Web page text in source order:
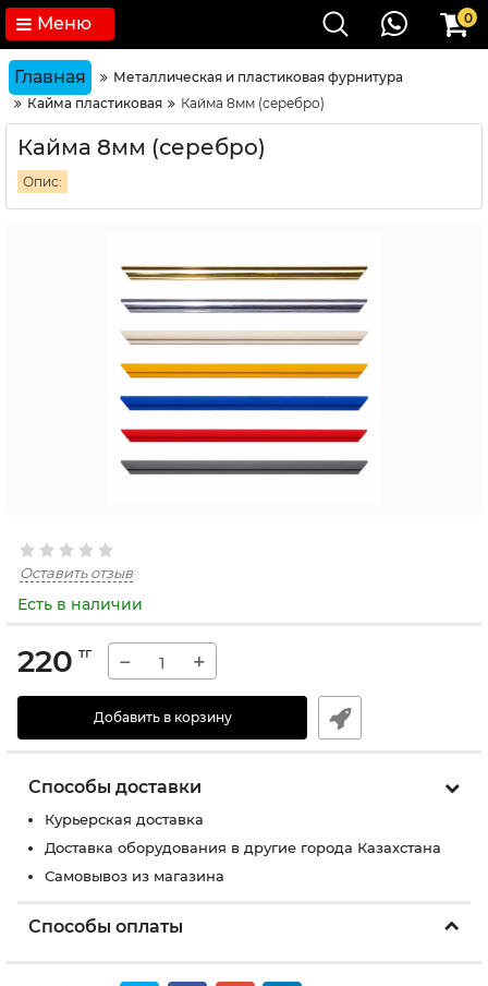
Меню 0
Главная
Металлическая и пластиковая фурнитура
Кайма пластиковая
Кайма 8мм (серебро)
Кайма 8мм (серебро)
Опис:
Оставить отзыв
Есть в наличии
220 тг − +
Добавить в корзину
Способы доставки
Курьерская доставка
Доставка оборудования в другие города Казахстана
Самовывоз из магазина
Способы оплаты